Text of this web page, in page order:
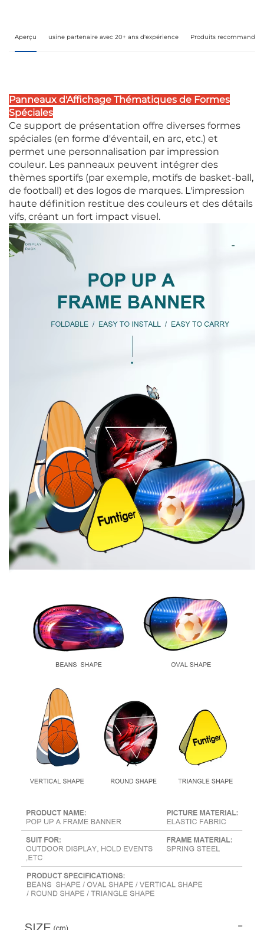
Aperçu usine partenaire avec 20+ ans d'expérience Produits recommandés
Panneaux d'Affichage Thématiques de Formes
Spéciales
Ce support de présentation offre diverses formes
spéciales (en forme d'éventail, en arc, etc.) et
permet une personnalisation par impression
couleur. Les panneaux peuvent intégrer des
thèmes sportifs (par exemple, motifs de basket-ball,
de football) et des logos de marques. L'impression
haute définition restitue des couleurs et des détails
vifs, créant un fort impact visuel.